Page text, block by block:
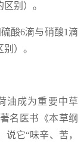
别）。
酸6滴与硝酸1滴
）。
油成为重要中草
名医书《本草纲
它“味辛、苦，